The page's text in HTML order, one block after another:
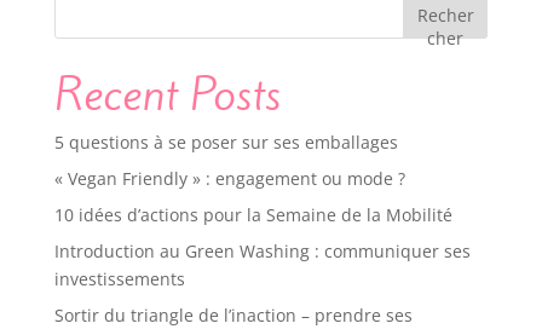
Recher
cher
Recent Posts
5 questions à se poser sur ses emballages
« Vegan Friendly » : engagement ou mode ?
10 idées d’actions pour la Semaine de la Mobilité
Introduction au Green Washing : communiquer ses
investissements
Sortir du triangle de l’inaction – prendre ses